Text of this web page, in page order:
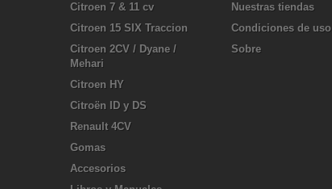
Citroen 7 & 11 cv
Citroen 15 SIX Traccion
Citroen 2CV / Dyane /
Mehari
Citroen HY
Citroën ID y DS
Renault 4CV
Gomas
Accesorios
Nuestras tiendas
Condiciones de uso
Sobre